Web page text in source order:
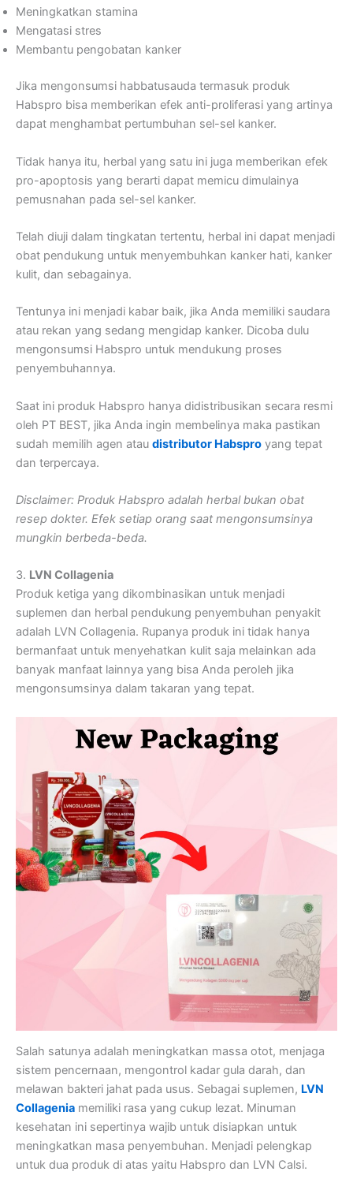
Meningkatkan stamina
Mengatasi stres
Membantu pengobatan kanker
Jika mengonsumsi habbatusauda termasuk produk
Habspro bisa memberikan efek anti-proliferasi yang artinya
dapat menghambat pertumbuhan sel-sel kanker.
Tidak hanya itu, herbal yang satu ini juga memberikan efek
pro-apoptosis yang berarti dapat memicu dimulainya
pemusnahan pada sel-sel kanker.
Telah diuji dalam tingkatan tertentu, herbal ini dapat menjadi
obat pendukung untuk menyembuhkan kanker hati, kanker
kulit, dan sebagainya.
Tentunya ini menjadi kabar baik, jika Anda memiliki saudara
atau rekan yang sedang mengidap kanker. Dicoba dulu
mengonsumsi Habspro untuk mendukung proses
penyembuhannya.
Saat ini produk Habspro hanya didistribusikan secara resmi
oleh PT BEST, jika Anda ingin membelinya maka pastikan
sudah memilih agen atau distributor Habspro yang tepat
dan terpercaya.
Disclaimer: Produk Habspro adalah herbal bukan obat
resep dokter. Efek setiap orang saat mengonsumsinya
mungkin berbeda-beda.
3. LVN Collagenia
Produk ketiga yang dikombinasikan untuk menjadi
suplemen dan herbal pendukung penyembuhan penyakit
adalah LVN Collagenia. Rupanya produk ini tidak hanya
bermanfaat untuk menyehatkan kulit saja melainkan ada
banyak manfaat lainnya yang bisa Anda peroleh jika
mengonsumsinya dalam takaran yang tepat.
Salah satunya adalah meningkatkan massa otot, menjaga
sistem pencernaan, mengontrol kadar gula darah, dan
melawan bakteri jahat pada usus. Sebagai suplemen, LVN
Collagenia memiliki rasa yang cukup lezat. Minuman
kesehatan ini sepertinya wajib untuk disiapkan untuk
meningkatkan masa penyembuhan. Menjadi pelengkap
untuk dua produk di atas yaitu Habspro dan LVN Calsi.